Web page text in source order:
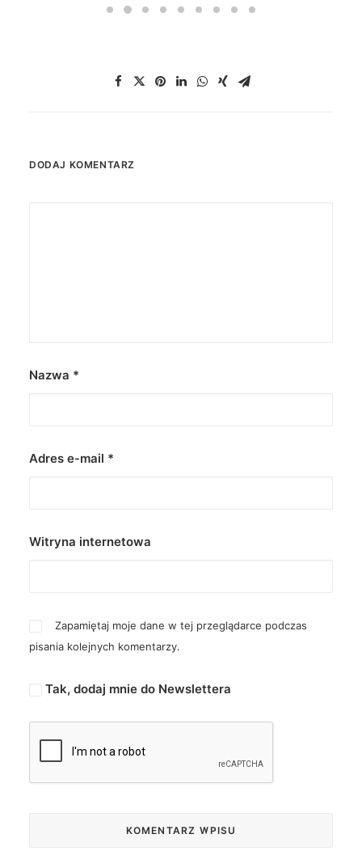
DODAJ KOMENTARZ
Nazwa *
Adres e-mail *
Witryna internetowa
Zapamiętaj moje dane w tej przeglądarce podczas
pisania kolejnych komentarzy.
Tak, dodaj mnie do Newslettera